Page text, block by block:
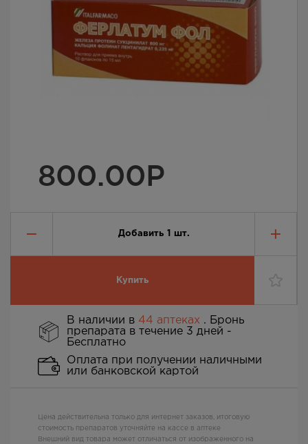
800.00Р
Добавить 1 шт.
Купить
В наличии в 44 аптеках . Бронь
препарата в течение 3 дней -
Бесплатно
Оплата при получении наличными
или банковской картой
Цена действительна только для интернет заказов, итоговую
стоимость препаратов уточняйте на кассе в аптеке
Внешний вид товара может отличаться от изображенного на